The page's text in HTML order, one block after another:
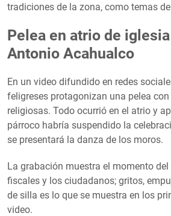
tradiciones de la zona, como temas
Pelea en atrio de
Antonio Acahualco
En un video difundido en redes
feligreses protagonizan una pelea
religiosas. Todo ocurrió en el atrio y
párroco habría suspendido la
se presentará la danza de los moros.
La grabación muestra el momento
fiscales y los ciudadanos; gritos,
de silla es lo que se muestra en los
video.